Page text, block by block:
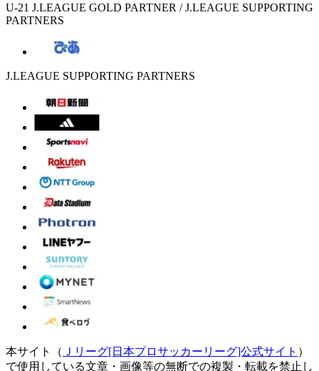
U-21 J.LEAGUE GOLD PARTNER / J.LEAGUE SUPPORTING
PARTNERS
J.LEAGUE SUPPORTING PARTNERS
本サイト（ Ｊリーグ[日本プロサッカーリーグ]公式サイト ）
で使用している文章・画像等の無断での複製・転載を禁止し